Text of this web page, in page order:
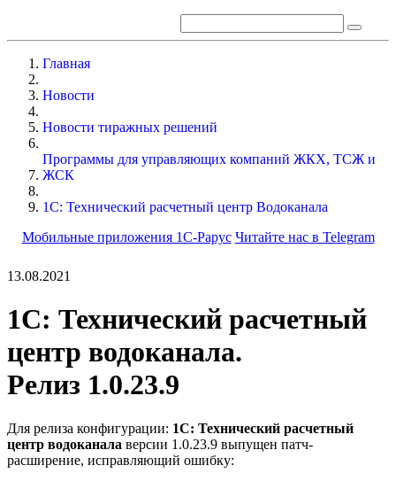
Главная
Новости
Новости тиражных решений
Программы для управляющих компаний ЖКХ, ТСЖ и
ЖСК
1С: Технический расчетный центр Водоканала
Мобильные приложения 1С-Рарус Читайте нас в Telegram
13.08.2021
1С: Технический расчетный
центр водоканала.
Релиз 1.0.23.9
Для релиза конфигурации: 1С: Технический расчетный
центр водоканала версии 1.0.23.9 выпущен патч-
расширение, исправляющий ошибку: